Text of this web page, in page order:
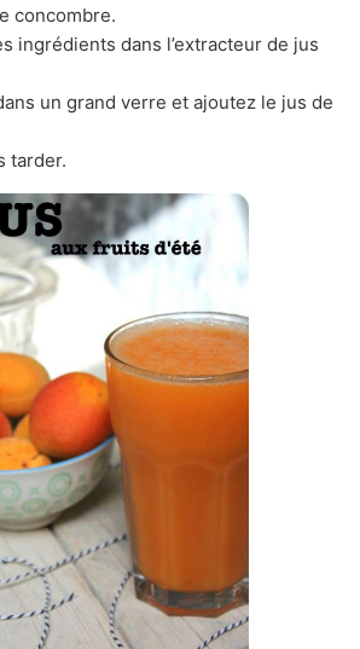
concombre.
ingrédients dans l’extracteur de jus
un grand verre et ajoutez le jus de
tarder.